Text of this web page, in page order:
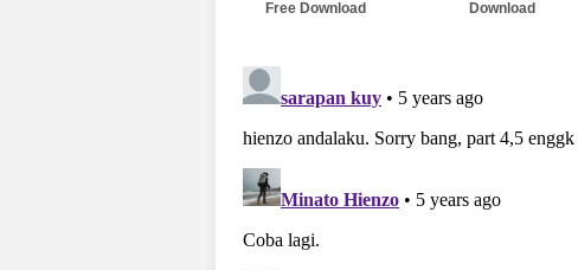
Free Download
Download